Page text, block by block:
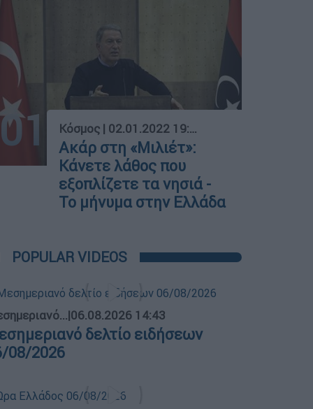
01 Κόσμος | 02.01.2022 19:48
Ακάρ στη «Μιλιέτ»:
Κάνετε λάθος που
εξοπλίζετε τα νησιά -
Το μήνυμα στην Ελλάδα
POPULAR VIDEOS
|06.08.2026 14:43
δελτίο ειδήσεων
08/2026